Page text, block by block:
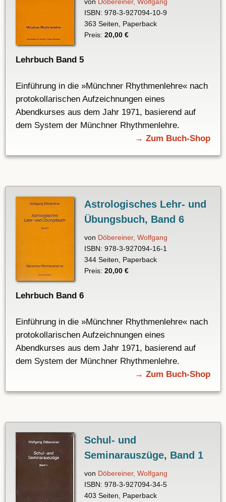
von Döbereiner, Wolfgang
ISBN: 978-3-927094-10-9
363 Seiten, Paperback
Preis: 20,00 €
Lehrbuch Band 5
Einführung in die »Münchner Rhythmenlehre« nach
protokollarischen Aufzeichnungen eines
Abendkurses aus dem Jahr 1971, basierend auf
dem System der Münchner Rhythmenlehre.
→ Zum Buch-Shop
Astrologisches Lehr- und
Übungsbuch, Band 6
von Döbereiner, Wolfgang
ISBN: 978-3-927094-16-1
344 Seiten, Paperback
Preis: 20,00 €
Lehrbuch Band 6
Einführung in die »Münchner Rhythmenlehre« nach
protokollarischen Aufzeichnungen eines
Abendkurses aus dem Jahr 1971, basierend auf
dem System der Münchner Rhythmenlehre.
→ Zum Buch-Shop
Schul- und
Seminarauszüge, Band 1
von Döbereiner, Wolfgang
ISBN: 978-3-927094-34-5
403 Seiten, Paperback